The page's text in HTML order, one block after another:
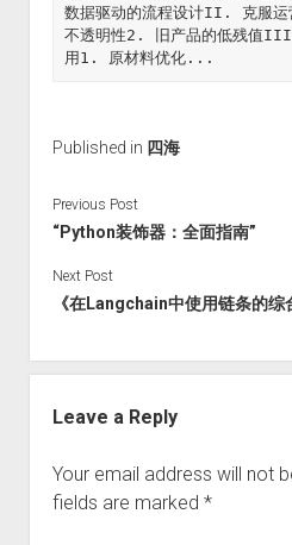
数据驱动的流程设计II. 克服运
不透明性2. 旧产品的低残值
用1. 原材料优化...
Published in 四海
Previous Post
“Python装饰器：全面指南”
Next Post
《在Langchain中使用链条的综
Leave a Reply
Your email address will not
fields are marked *